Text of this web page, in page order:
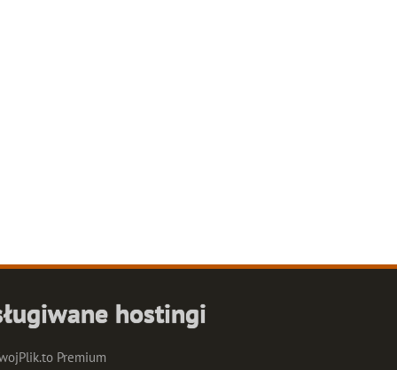
hostingi
Premium